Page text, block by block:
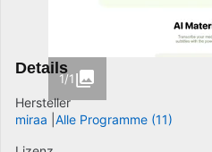
1/1
Details
Hersteller
miraa Alle Programme (11)